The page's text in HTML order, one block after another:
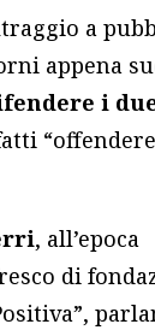
a
appena
i
, all’epoca
di